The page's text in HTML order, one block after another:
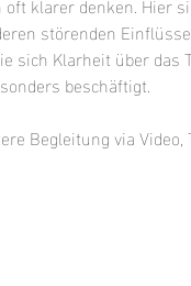
störenden
sich Klarheit über das
beschäftigt.
Begleitung via Video,